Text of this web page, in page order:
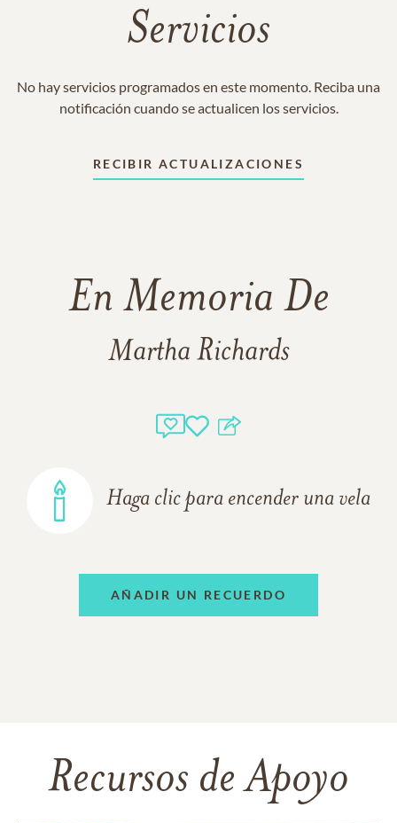
Servicios
No hay servicios programados en este momento. Reciba una
notificación cuando se actualicen los servicios.
RECIBIR ACTUALIZACIONES
En Memoria De
Martha Richards
Haga clic para encender una vela
AÑADIR UN RECUERDO
Recursos de Apoyo